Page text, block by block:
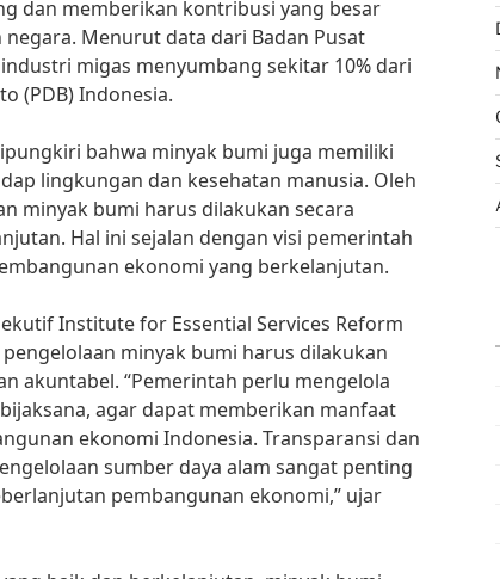
dan memberikan kontribusi yang besar
Menurut data dari Badan Pusat
migas menyumbang sekitar 10% dari
(PDB) Indonesia.
bahwa minyak bumi juga memiliki
lingkungan dan kesehatan manusia. Oleh
minyak bumi harus dilakukan secara
Hal ini sejalan dengan visi pemerintah
ekonomi yang berkelanjutan.
Institute for Essential Services Reform
pengelolaan minyak bumi harus dilakukan
akuntabel. “Pemerintah perlu mengelola
agar dapat memberikan manfaat
ekonomi Indonesia. Transparansi dan
sumber daya alam sangat penting
pembangunan ekonomi,” ujar